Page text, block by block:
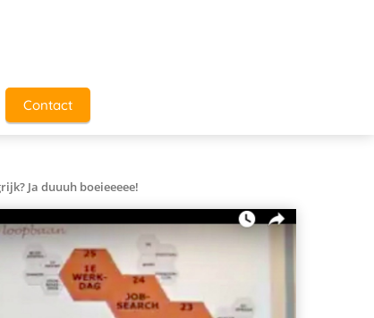
Contact
Ja duuuh boeieeeee!